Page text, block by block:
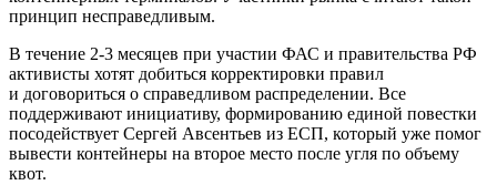
принцип несправедливым.
В течение 2-3 месяцев при участии ФАС и правительства РФ
активисты хотят добиться корректировки правил
и договориться о справедливом распределении. Все
поддерживают инициативу, формированию единой повестки
посодействует Сергей Авсентьев из ЕСП, который уже помог
вывести контейнеры на второе место после угля по объему
квот.